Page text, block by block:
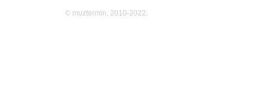
© muztermin, 2010-2022.